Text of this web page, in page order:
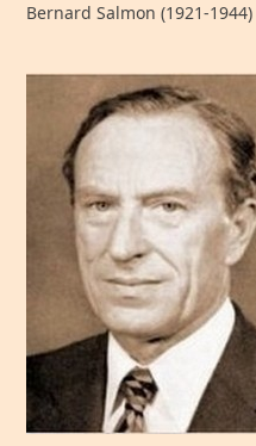
Bernard Salmon (1921-1944)